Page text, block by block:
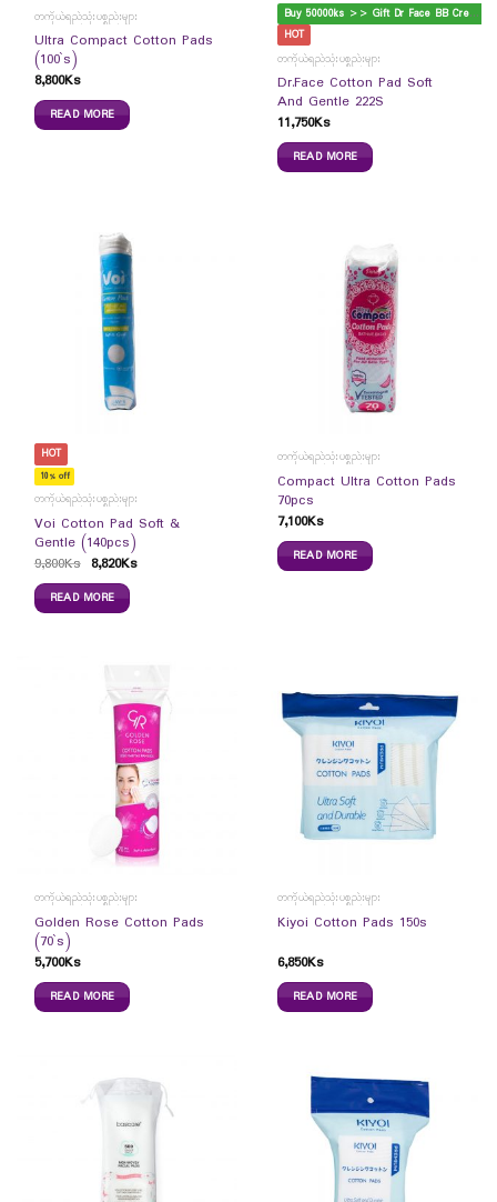
တကိုယ်ရည်သုံးပစ္စည်းများ
Ultra Compact Cotton Pads
(100`s)
8,800Ks
READ MORE
B
uy 50000ks >> Gift Dr Face BB Cream
HOT
တကိုယ်ရည်သုံးပစ္စည်းများ
Dr.Face Cotton Pad Soft
And Gentle 222S
11,750Ks
READ MORE
HOT
10% off
တကိုယ်ရည်သုံးပစ္စည်းများ
Voi Cotton Pad Soft &
Gentle (140pcs)
9,800Ks 8,820Ks
READ MORE
တကိုယ်ရည်သုံးပစ္စည်းများ
Compact Ultra Cotton Pads
70pcs
7,100Ks
READ MORE
တကိုယ်ရည်သုံးပစ္စည်းများ
Golden Rose Cotton Pads
(70`s)
5,700Ks
READ MORE
တကိုယ်ရည်သုံးပစ္စည်းများ
Kiyoi Cotton Pads 150s
6,850Ks
READ MORE